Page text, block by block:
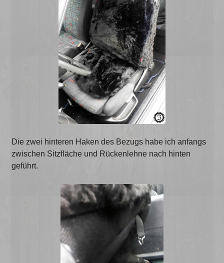
Die zwei hinteren Haken des Bezugs habe ich anfangs
zwischen Sitzfläche und Rückenlehne nach hinten
geführt.